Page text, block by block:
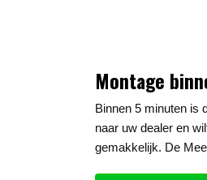
Montage
Binnen 5 minuten is
naar uw dealer en
gemakkelijk. De